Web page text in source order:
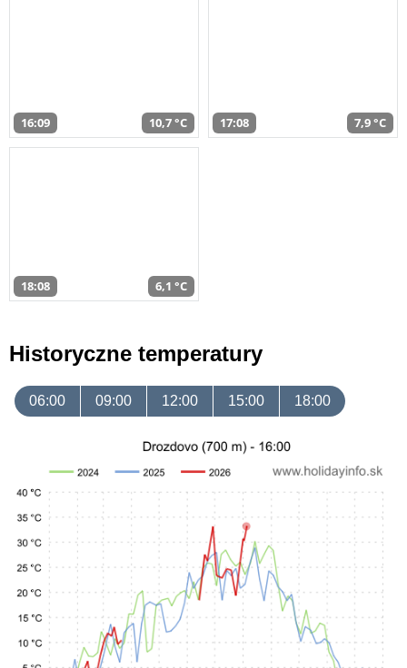
16:09 10,7 °C 17:08 7,9 °C
18:08 6,1 °C
Historyczne temperatury
06:00 09:00 12:00 15:00 18:00